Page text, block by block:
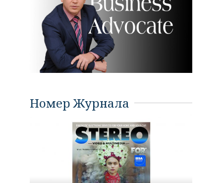
Номер Журнала